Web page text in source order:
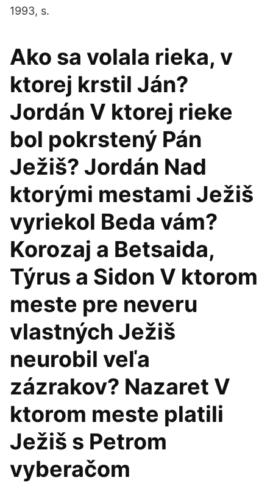
1993, s.
Ako sa volala rieka, v
ktorej krstil Ján?
Jordán V ktorej rieke
bol pokrstený Pán
Ježiš? Jordán Nad
ktorými mestami Ježiš
vyriekol Beda vám?
Korozaj a Betsaida,
Týrus a Sidon V ktorom
meste pre neveru
vlastných Ježiš
neurobil veľa
zázrakov? Nazaret V
ktorom meste platili
Ježiš s Petrom
vyberačom